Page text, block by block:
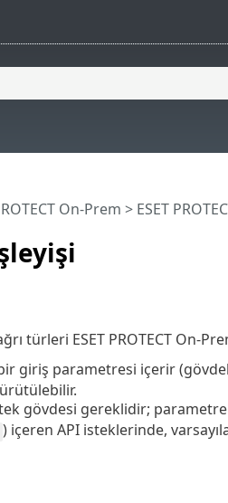
On-Prem > ESET
türleri ESET PROTECT On-
giriş parametresi içerir
gövdesi gereklidir;
) içeren API isteklerinde,